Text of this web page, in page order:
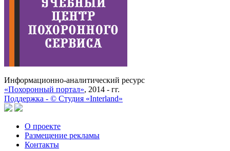
Информационно-аналитический ресурс
«Похоронный портал», 2014 - гг.
Поддержка - © Cтудия «Interland»
О проекте
Размещение рекламы
Контакты